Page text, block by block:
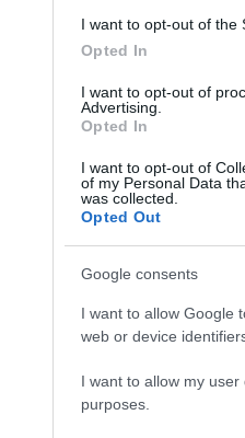
I want to opt-out of the
Opted In
I want to opt-out of
Advertising.
Opted In
I want to opt-out of
of my Personal Data
was collected.
Opted Out
Google consents
I want to allow Google
web or device
I want to allow my
purposes.
ezer nő megkérdezésével
hízunk a nagy
ünnepek alatt felszedett